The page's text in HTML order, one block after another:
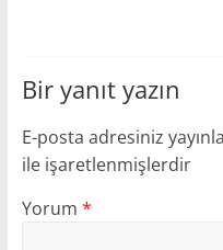
Bir yanıt yazın
E-posta adresiniz
ile işaretlenmişlerdir
Yorum *